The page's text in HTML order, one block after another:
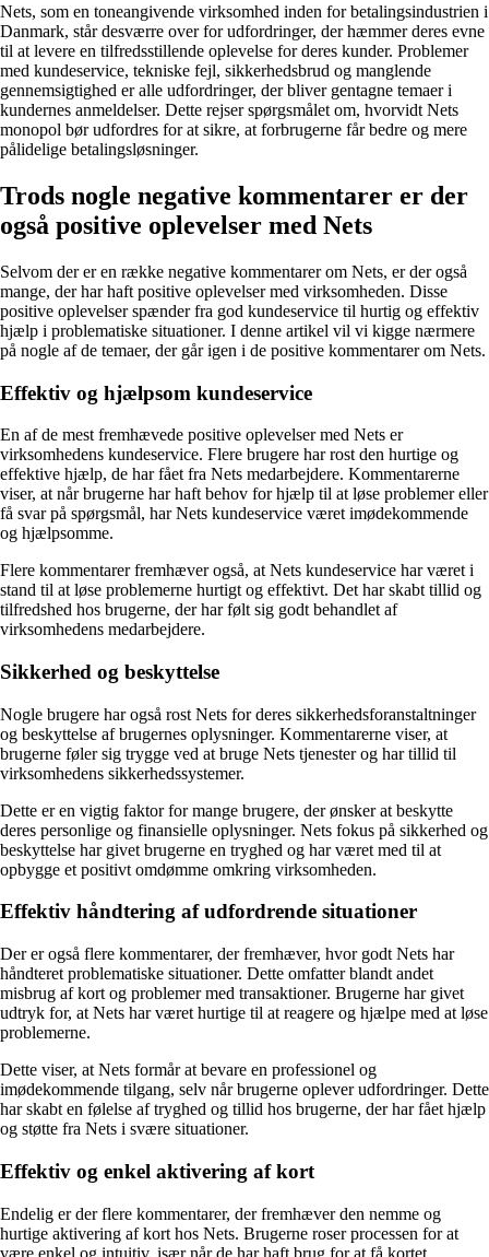
Nets, som en toneangivende virksomhed inden for betalingsindustrien i
Danmark, står desværre over for udfordringer, der hæmmer deres evne
til at levere en tilfredsstillende oplevelse for deres kunder. Problemer
med kundeservice, tekniske fejl, sikkerhedsbrud og manglende
gennemsigtighed er alle udfordringer, der bliver gentagne temaer i
kundernes anmeldelser. Dette rejser spørgsmålet om, hvorvidt Nets
monopol bør udfordres for at sikre, at forbrugerne får bedre og mere
pålidelige betalingsløsninger.
Trods nogle negative kommentarer er der
også positive oplevelser med Nets
Selvom der er en række negative kommentarer om Nets, er der også
mange, der har haft positive oplevelser med virksomheden. Disse
positive oplevelser spænder fra god kundeservice til hurtig og effektiv
hjælp i problematiske situationer. I denne artikel vil vi kigge nærmere
på nogle af de temaer, der går igen i de positive kommentarer om Nets.
Effektiv og hjælpsom kundeservice
En af de mest fremhævede positive oplevelser med Nets er
virksomhedens kundeservice. Flere brugere har rost den hurtige og
effektive hjælp, de har fået fra Nets medarbejdere. Kommentarerne
viser, at når brugerne har haft behov for hjælp til at løse problemer eller
få svar på spørgsmål, har Nets kundeservice været imødekommende
og hjælpsomme.
Flere kommentarer fremhæver også, at Nets kundeservice har været i
stand til at løse problemerne hurtigt og effektivt. Det har skabt tillid og
tilfredshed hos brugerne, der har følt sig godt behandlet af
virksomhedens medarbejdere.
Sikkerhed og beskyttelse
Nogle brugere har også rost Nets for deres sikkerhedsforanstaltninger
og beskyttelse af brugernes oplysninger. Kommentarerne viser, at
brugerne føler sig trygge ved at bruge Nets tjenester og har tillid til
virksomhedens sikkerhedssystemer.
Dette er en vigtig faktor for mange brugere, der ønsker at beskytte
deres personlige og finansielle oplysninger. Nets fokus på sikkerhed og
beskyttelse har givet brugerne en tryghed og har været med til at
opbygge et positivt omdømme omkring virksomheden.
Effektiv håndtering af udfordrende situationer
Der er også flere kommentarer, der fremhæver, hvor godt Nets har
håndteret problematiske situationer. Dette omfatter blandt andet
misbrug af kort og problemer med transaktioner. Brugerne har givet
udtryk for, at Nets har været hurtige til at reagere og hjælpe med at løse
problemerne.
Dette viser, at Nets formår at bevare en professionel og
imødekommende tilgang, selv når brugerne oplever udfordringer. Dette
har skabt en følelse af tryghed og tillid hos brugerne, der har fået hjælp
og støtte fra Nets i svære situationer.
Effektiv og enkel aktivering af kort
Endelig er der flere kommentarer, der fremhæver den nemme og
hurtige aktivering af kort hos Nets. Brugerne roser processen for at
være enkel og intuitiv, især når de har haft brug for at få kortet